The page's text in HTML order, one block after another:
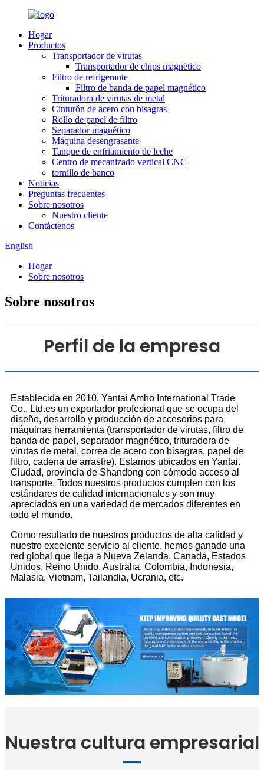
Hogar
Productos
Transportador de virutas
Transportador de chips magnético
Filtro de refrigerante
Filtro de banda de papel magnético
Trituradora de virutas de metal
Cinturón de acero con bisagras
Rollo de papel de filtro
Separador magnético
Máquina desengrasante
Tanque de enfriamiento de leche
Centro de mecanizado vertical CNC
tornillo de banco
Noticias
Preguntas frecuentes
Sobre nosotros
Nuestro cliente
Contáctenos
English
Hogar
Sobre nosotros
Sobre nosotros
Perfil de la empresa
Establecida en 2010, Yantai Amho International Trade
Co., Ltd.es un exportador profesional que se ocupa del
diseño, desarrollo y producción de accesorios para
máquinas herramienta (transportador de virutas, filtro de
banda de papel, separador magnético, trituradora de
virutas de metal, correa de acero con bisagras, papel de
filtro, cadena de arrastre). Estamos ubicados en Yantai.
Ciudad, provincia de Shandong con cómodo acceso al
transporte. Todos nuestros productos cumplen con los
estándares de calidad internacionales y son muy
apreciados en una variedad de mercados diferentes en
todo el mundo.
Como resultado de nuestros productos de alta calidad y
nuestro excelente servicio al cliente, hemos ganado una
red global que llega a Nueva Zelanda, Canadá, Estados
Unidos, Reino Unido, Australia, Colombia, Indonesia,
Malasia, Vietnam, Tailandia, Ucrania, etc.
Nuestra cultura empresarial